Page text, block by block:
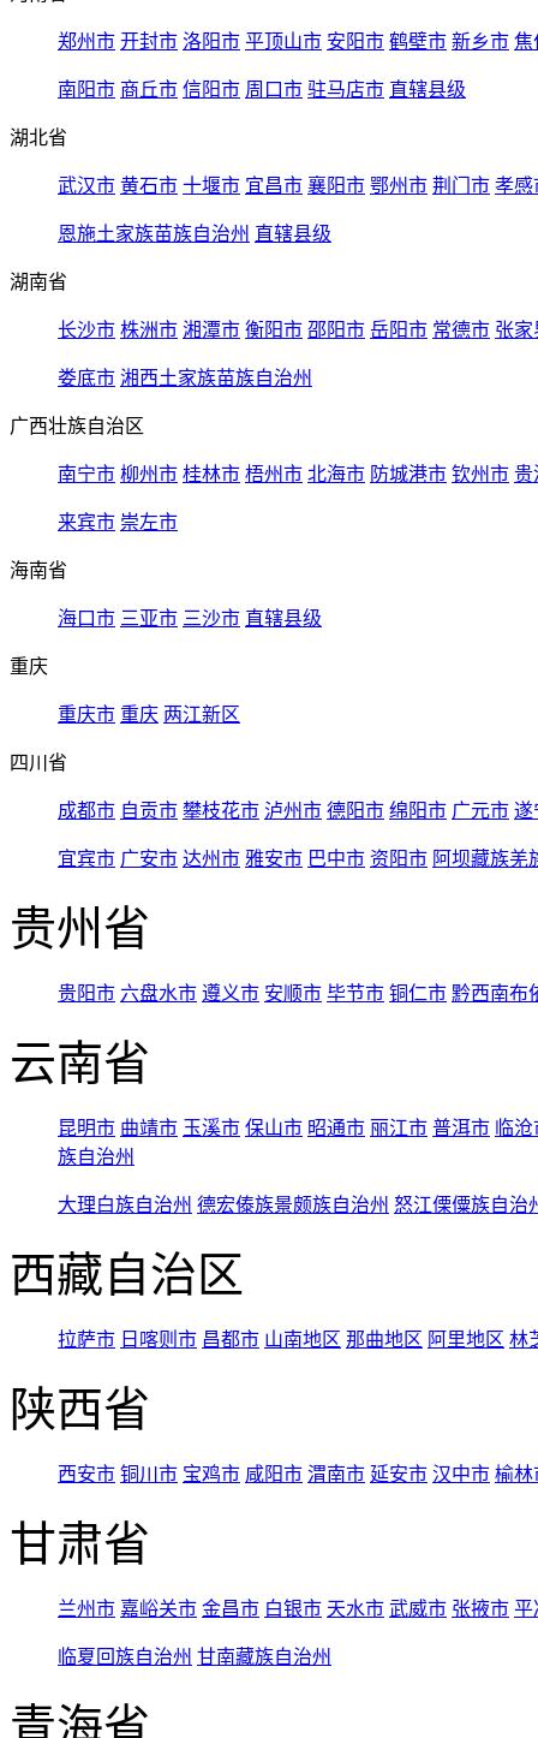
郑州市 开封市 洛阳市 平顶山市 安阳市 鹤壁市 新乡市 焦
南阳市 商丘市 信阳市 周口市 驻马店市 直辖县级
湖北省
武汉市 黄石市 十堰市 宜昌市 襄阳市 鄂州市 荆门市 孝感
恩施土家族苗族自治州 直辖县级
湖南省
长沙市 株洲市 湘潭市 衡阳市 邵阳市 岳阳市 常德市 张家
娄底市 湘西土家族苗族自治州
广西壮族自治区
南宁市 柳州市 桂林市 梧州市 北海市 防城港市 钦州市 贵
来宾市 崇左市
海南省
海口市 三亚市 三沙市 直辖县级
重庆
重庆市 重庆 两江新区
四川省
成都市 自贡市 攀枝花市 泸州市 德阳市 绵阳市 广元市 遂
宜宾市 广安市 达州市 雅安市 巴中市 资阳市 阿坝藏族羌
贵州省
贵阳市 六盘水市 遵义市 安顺市 毕节市 铜仁市 黔西南布
云南省
昆明市 曲靖市 玉溪市 保山市 昭通市 丽江市 普洱市 临
族自治州
大理白族自治州 德宏傣族景颇族自治州 怒江傈僳族自治
西藏自治区
拉萨市 日喀则市 昌都市 山南地区 那曲地区 阿里地区 林
陕西省
西安市 铜川市 宝鸡市 咸阳市 渭南市 延安市 汉中市 榆林
甘肃省
兰州市 嘉峪关市 金昌市 白银市 天水市 武威市 张掖市 平
临夏回族自治州 甘南藏族自治州
青海省